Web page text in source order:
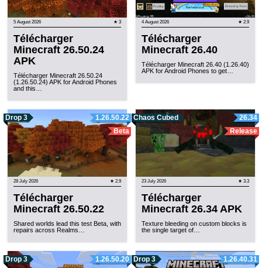
5 August 2026 ★ 3
Télécharger
Minecraft 26.50.24
APK
Télécharger Minecraft 26.50.24
(1.26.50.24) APK for Android Phones
and this…
4 August 2026 ★ 2.9
Télécharger
Minecraft 26.40
Télécharger Minecraft 26.40 (1.26.40)
APK for Android Phones to get…
Drop 3
1.26.50.22
Beta
28 July 2026 ★ 2.9
Télécharger
Minecraft 26.50.22
Shared worlds lead this test Beta, with
repairs across Realms…
Chaos Cubed
26.34
Release
23 July 2026 ★ 3.3
Télécharger
Minecraft 26.34 APK
Texture bleeding on custom blocks is
the single target of…
Drop 3
1.26.50.20
Drop 3
1.26.40.31